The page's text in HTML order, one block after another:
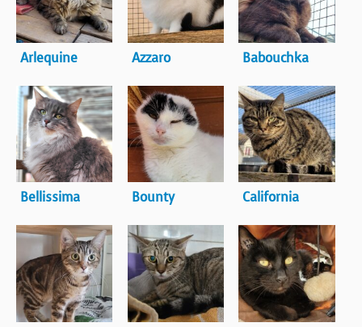
Arlequine Azzaro Babouchka
Bellissima Bounty California